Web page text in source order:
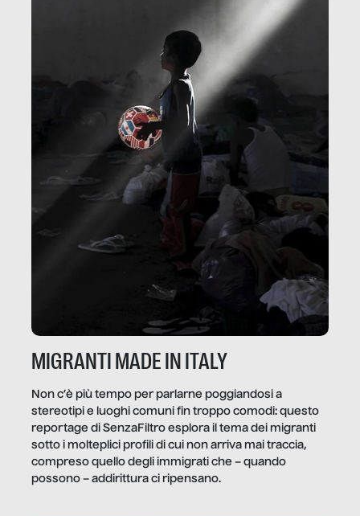
MIGRANTI MADE IN ITALY
Non c’è più tempo per parlarne poggiandosi a
stereotipi e luoghi comuni fin troppo comodi: questo
reportage di SenzaFiltro esplora il tema dei migranti
sotto i molteplici profili di cui non arriva mai traccia,
compreso quello degli immigrati che – quando
possono – addirittura ci ripensano.